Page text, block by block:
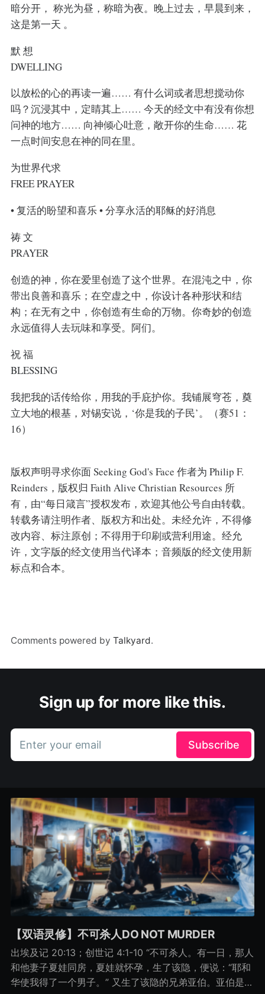
暗分开， 称光为昼，称暗为夜。晚上过去，早晨到来，
这是第一天 。
默 想
DWELLING
以放松的心的再读一遍…… 有什么词或者思想搅动你
吗？沉浸其中，定睛其上…… 今天的经文中有没有你想
问神的地方…… 向神倾心吐意，敞开你的生命…… 花
一点时间安息在神的同在里。
为世界代求
FREE PRAYER
• 复活的盼望和喜乐 • 分享永活的耶稣的好消息
祷 文
PRAYER
创造的神，你在爱里创造了这个世界。在混沌之中，你
带出良善和喜乐；在空虚之中，你设计各种形状和结
构；在无有之中，你创造有生命的万物。你奇妙的创造
永远值得人去玩味和享受。阿们。
祝 福
BLESSING
我把我的话传给你，用我的手庇护你。我铺展穹苍，奠
立大地的根基，对锡安说，‘你是我的子民’。（赛51：
16）
版权声明寻求你面 Seeking God's Face 作者为 Philip F.
Reinders，版权归 Faith Alive Christian Resources 所
有，由“每日箴言”授权发布，欢迎其他公号自由转载。
转载务请注明作者、版权方和出处。未经允许，不得修
改内容、标注原创；不得用于印刷或营利用途。经允
许，文字版的经文使用当代译本；音频版的经文使用新
标点和合本。
Comments powered by Talkyard.
Sign up for more like this.
Enter your email Subscribe
【双语灵修】不可杀人DO NOT MURDER
出埃及记 20:13；创世记 4:1-10 “不可杀人。有一日，那人
和他妻子夏娃同房，夏娃就怀孕，生了该隐，便说：“耶和
华使我得了一个男子。” 又生了该隐的兄弟亚伯。亚伯是牧